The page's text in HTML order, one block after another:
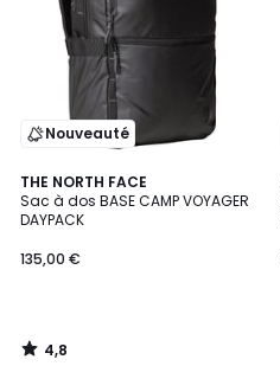
Nouveauté
THE NORTH FACE
Sac à dos BASE CAMP VOYAGER
DAYPACK
135,00 €
4,8
/ 5
4,8
/